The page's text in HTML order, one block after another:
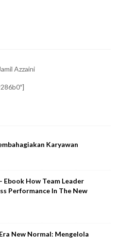
Azzaini
Karyawan
Ebook How Team Leader
Performance In The New
New Normal: Mengelola